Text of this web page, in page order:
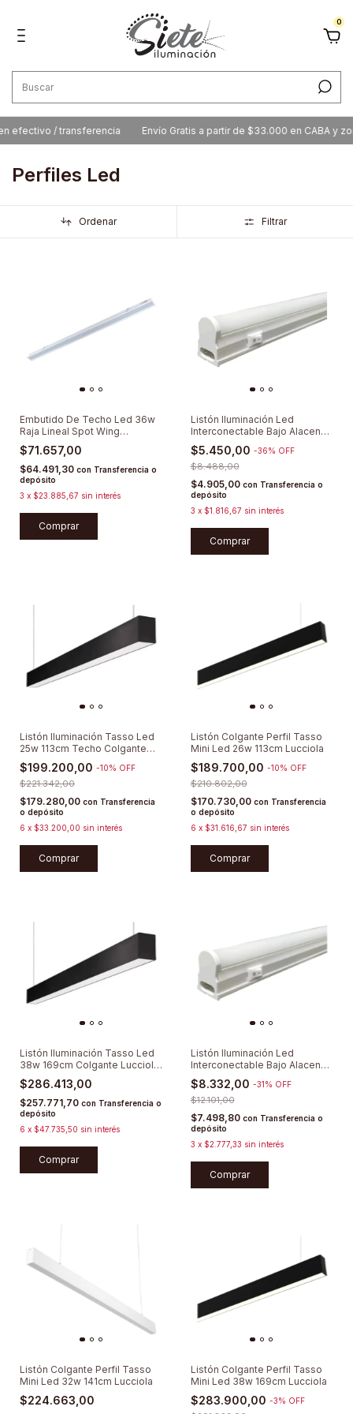
0
/ transferencia Envío Gratis a partir de $33.000 en CABA y
Perfiles Led
Ordenar Filtrar
Embutido De Techo Led 36w
Raja Lineal Spot Wing
Lumenac
$71.657,00
$64.491,30 con Transferencia o
depósito
3 x $23.885,67 sin interés
Comprar
Listón Iluminación Led
Interconectable Bajo Alacena
30cm
$5.450,00 -36% OFF
$8.488,00
$4.905,00 con Transferencia o
depósito
3 x $1.816,67 sin interés
Comprar
Listón Iluminación Tasso Led
25w 113cm Techo Colgante
Lucciola
$199.200,00 -10% OFF
$221.342,00
$179.280,00 con Transferencia
o depósito
6 x $33.200,00 sin interés
Comprar
Listón Colgante Perfil Tasso
Mini Led 26w 113cm Lucciola
$189.700,00 -10% OFF
$210.802,00
$170.730,00 con Transferencia
o depósito
6 x $31.616,67 sin interés
Comprar
Listón Iluminación Tasso Led
38w 169cm Colgante Lucciola
3000K
$286.413,00
$257.771,70 con Transferencia o
depósito
6 x $47.735,50 sin interés
Comprar
Listón Iluminación Led
Interconectable Bajo Alacena
90cm
$8.332,00 -31% OFF
$12.101,00
$7.498,80 con Transferencia o
depósito
3 x $2.777,33 sin interés
Comprar
Listón Colgante Perfil Tasso
Mini Led 32w 141cm Lucciola
$224.663,00
Listón Colgante Perfil Tasso
Mini Led 38w 169cm Lucciola
$283.900,00 -3% OFF